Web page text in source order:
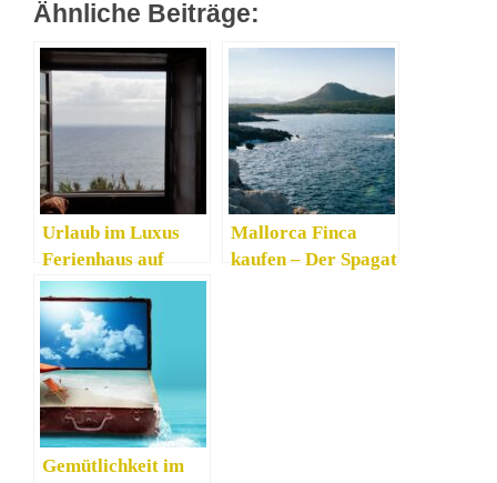
Ähnliche Beiträge:
Urlaub im Luxus
Ferienhaus auf
Teneriffa
Mallorca Finca
kaufen – Der Spagat
Gemütlichkeit im